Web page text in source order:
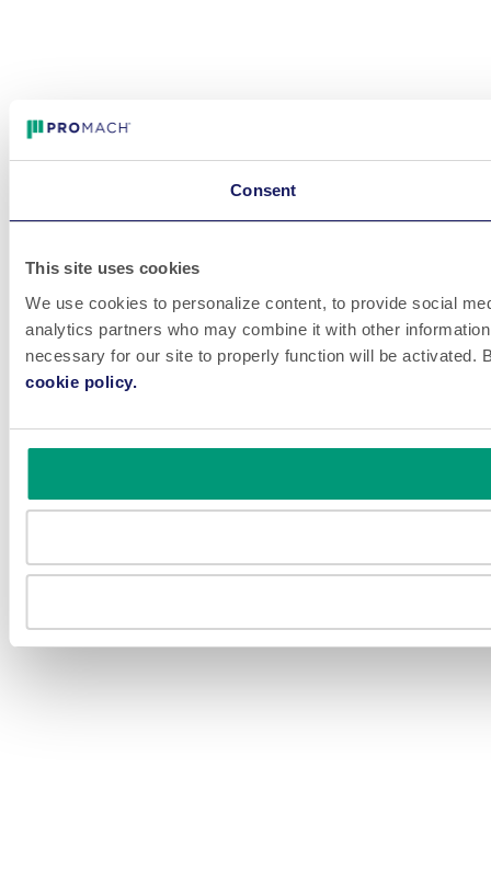
Consent
This site uses cookies
We use cookies to personalize content, to provide social
analytics partners who may combine it with other
necessary for our site to properly function will be
cookie policy.